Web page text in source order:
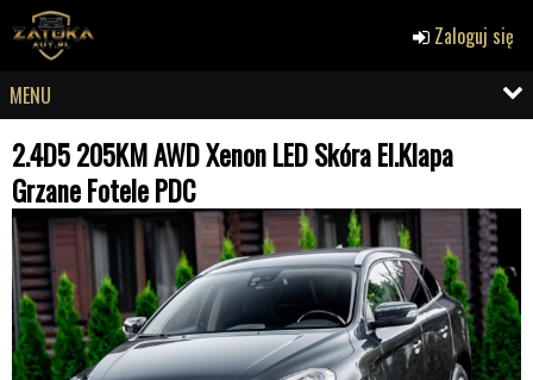
Zaloguj się
MENU
2.4D5 205KM AWD Xenon LED Skóra El.Klapa
Grzane Fotele PDC